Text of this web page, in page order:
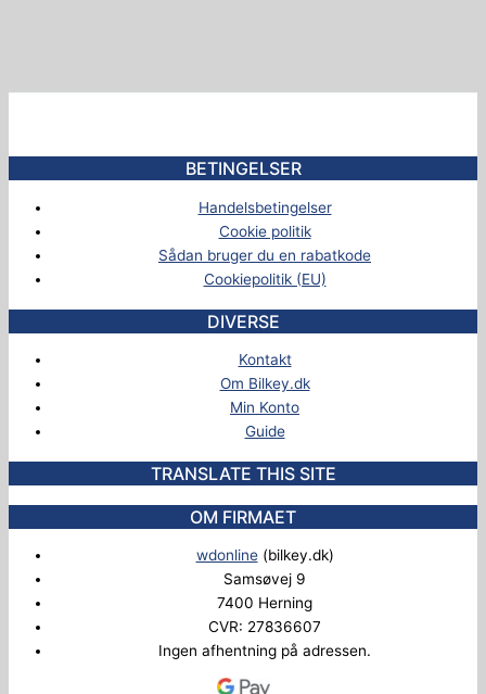
BETINGELSER
Handelsbetingelser
Cookie politik
Sådan bruger du en rabatkode
Cookiepolitik (EU)
DIVERSE
Kontakt
Om Bilkey.dk
Min Konto
Guide
TRANSLATE THIS SITE
OM FIRMAET
wdonline(bilkey.dk)
Samsøvej 9
7400 Herning
CVR: 27836607
Ingen afhentning på adressen.